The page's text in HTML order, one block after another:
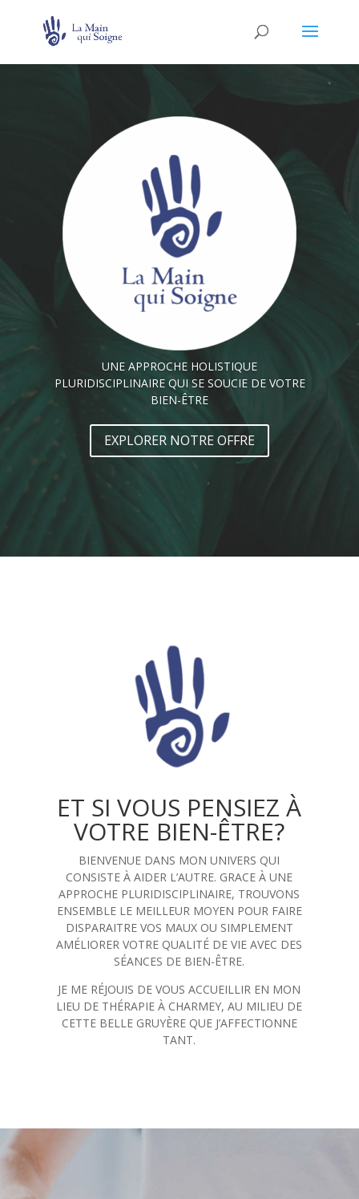
UNE APPROCHE HOLISTIQUE
PLURIDISCIPLINAIRE QUI SE SOUCIE DE VOTRE
BIEN-ÊTRE
EXPLORER NOTRE OFFRE
ET SI VOUS PENSIEZ À
VOTRE BIEN-ÊTRE?
BIENVENUE DANS MON UNIVERS QUI
CONSISTE À AIDER L’AUTRE. GRACE À UNE
APPROCHE PLURIDISCIPLINAIRE, TROUVONS
ENSEMBLE LE MEILLEUR MOYEN POUR FAIRE
DISPARAITRE VOS MAUX OU SIMPLEMENT
AMÉLIORER VOTRE QUALITÉ DE VIE AVEC DES
SÉANCES DE BIEN-ÊTRE.
JE ME RÉJOUIS DE VOUS ACCUEILLIR EN MON
LIEU DE THÉRAPIE À CHARMEY, AU MILIEU DE
CETTE BELLE GRUYÈRE QUE J’AFFECTIONNE
TANT.